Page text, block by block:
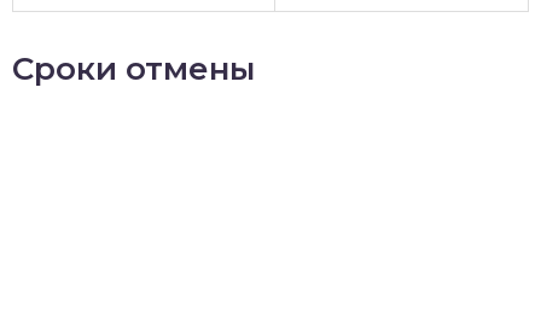
Сроки отмены